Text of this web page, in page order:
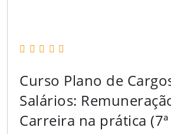
Curso Plano de
Salários:
Carreira na prática